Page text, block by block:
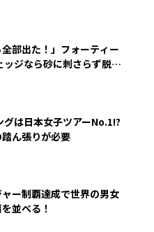
全部出た！」フォーティー
ッジなら砂に刺さらず脱出
グは日本女子ツアーNo.1!?
ん張りが必要
ー制覇達成で世界の男女
並べる！